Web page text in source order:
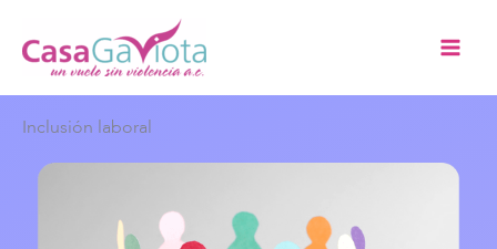
contenido
Inclusión laboral